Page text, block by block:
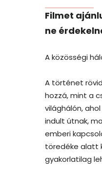
Filmet
ne
A közösségi
A történet
hozzá, mint a
világhálón,
indult útnak,
emberi
töredéke alatt
gyakorlatilag